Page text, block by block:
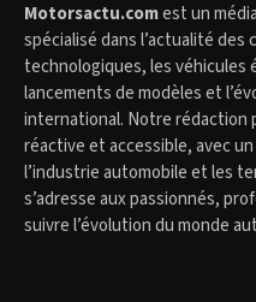
Motorsactu.comest un
spécialisé dans l’actualité
technologiques, les véhicules
lancements de modèles et
international. Notre rédaction
réactive et accessible, avec
l’industrie automobile et les
s’adresse aux passionnés,
suivre l’évolution du monde